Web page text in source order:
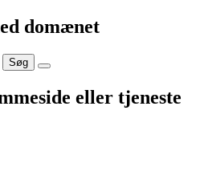
domænet
eller tjeneste